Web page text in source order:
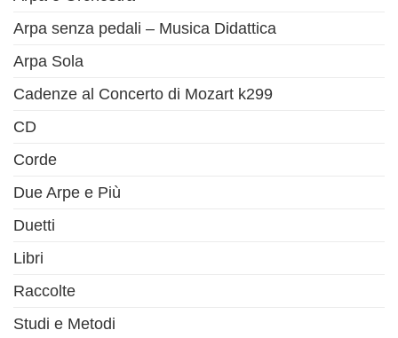
Arpa senza pedali – Musica Didattica
Arpa Sola
Cadenze al Concerto di Mozart k299
CD
Corde
Due Arpe e Più
Duetti
Libri
Raccolte
Studi e Metodi